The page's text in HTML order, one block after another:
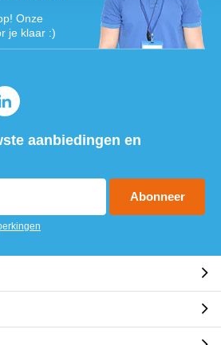
Onze
je klaar :)
aanbiedingen en
Abonneer